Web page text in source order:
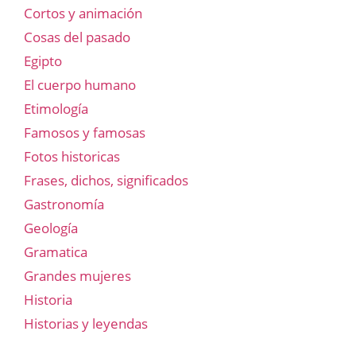
Cortos y animación
Cosas del pasado
Egipto
El cuerpo humano
Etimología
Famosos y famosas
Fotos historicas
Frases, dichos, significados
Gastronomía
Geología
Gramatica
Grandes mujeres
Historia
Historias y leyendas